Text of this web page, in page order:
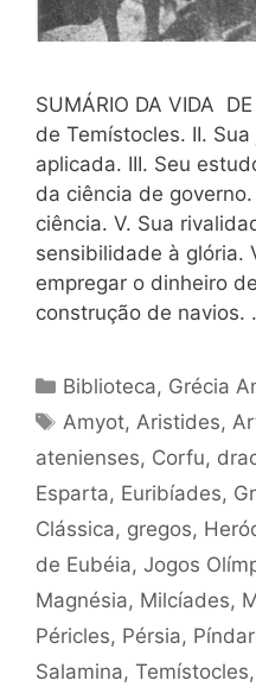
SUMÁRIO DA VIDA
de Temístocles. II.
aplicada. III. Seu
da ciência de
ciência. V. Sua
sensibilidade à glória.
empregar o dinheiro
construção de navios.
Categorias
Biblioteca, Grécia
Tags
Amyot,Aristides,
atenienses, Corfu,
Esparta, Euribíades,
Clássica, gregos,
de Eubéia, Jogos
Magnésia, Milcíades,
Péricles, Pérsia,
Salamina, Temístocles,